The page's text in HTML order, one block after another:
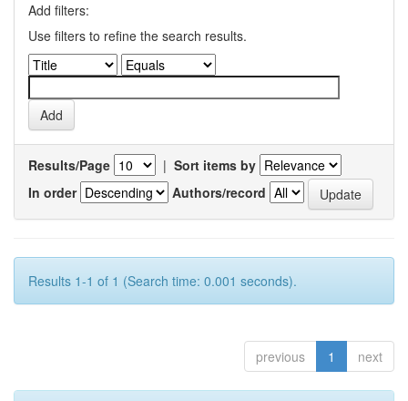
Add filters:
Use filters to refine the search results.
Results/Page | Sort items by
In order
Authors/record
Results 1-1 of 1 (Search time: 0.001 seconds).
previous 1 next